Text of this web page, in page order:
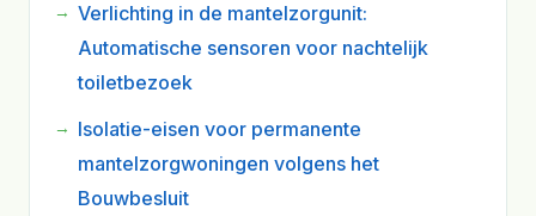
Verlichting in de mantelzorgunit:
Automatische sensoren voor nachtelijk
toiletbezoek
Isolatie-eisen voor permanente
mantelzorgwoningen volgens het
Bouwbesluit